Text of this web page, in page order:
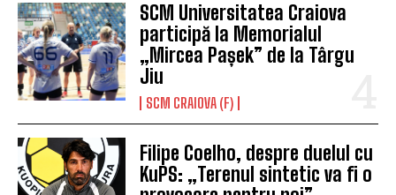
SCM Universitatea Craiova
participă la Memorialul
„Mircea Pașek” de la Târgu
Jiu
SCM CRAIOVA (F)
Filipe Coelho, despre duelul cu
KuPS: „Terenul sintetic va fi o